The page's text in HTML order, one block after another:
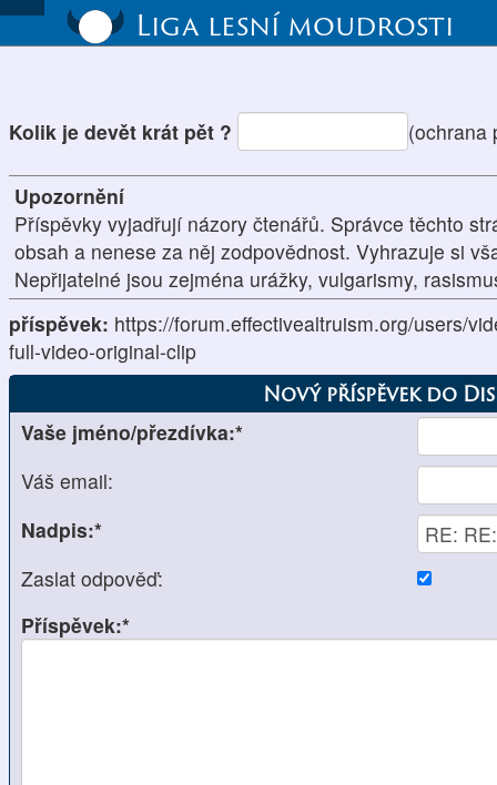
Liga lesní moudrosti
Kolik je devět krát pět ? (ochrana
Upozornění
Příspěvky vyjadřují názory čtenářů. Správce těchto
obsah a nenese za něj zodpovědnost. Vyhrazuje si
Nepřijatelné jsou zejména urážky, vulgarismy,
příspěvek: https://forum.effectivealtruism.org/users/
full-video-original-clip
Nový příspěvek do
Vaše jméno/přezdívka:*
Váš email:
Nadpis:*
Zaslat odpověď:
Příspěvek:*